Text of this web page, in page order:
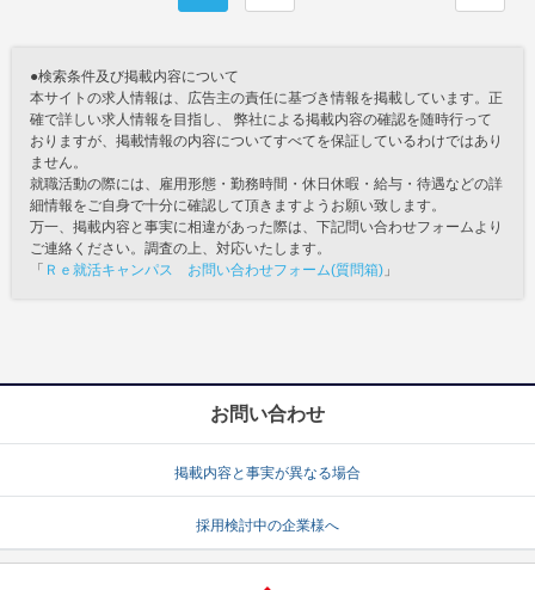
●検索条件及び掲載内容について
本サイトの求人情報は、広告主の責任に基づき情報を掲載しています。正
確で詳しい求人情報を目指し、 弊社による掲載内容の確認を随時行って
おりますが、掲載情報の内容についてすべてを保証しているわけではあり
ません。
就職活動の際には、雇用形態・勤務時間・休日休暇・給与・待遇などの詳
細情報をご自身で十分に確認して頂きますようお願い致します。
万一、掲載内容と事実に相違があった際は、下記問い合わせフォームより
ご連絡ください。調査の上、対応いたします。
「 Ｒｅ就活キャンパス お問い合わせフォーム(質問箱) 」
お問い合わせ
掲載内容と事実が異なる場合
採用検討中の企業様へ